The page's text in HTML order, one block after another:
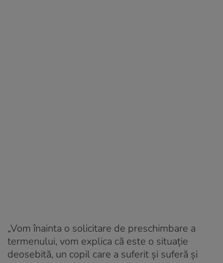
„Vom înainta o solicitare de preschimbare a
termenului, vom explica că este o situație
deosebită, un copil care a suferit și suferă și